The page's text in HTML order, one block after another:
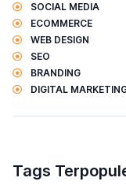
SOCIAL MEDIA
ECOMMERCE
WEB DESIGN
SEO
BRANDING
DIGITAL
Tags